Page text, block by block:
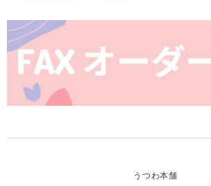
うつわ本舗